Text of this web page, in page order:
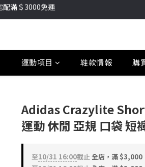
點我註冊➞
點我註冊➞
運動項目 鞋款情報 購
Adidas Crazylite
運動 休閒 亞規 口袋 短
至10/31 16:00截止全店，滿 $3,000